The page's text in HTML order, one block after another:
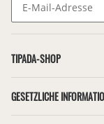
TIPADA-SHOP
GESETZLICHE